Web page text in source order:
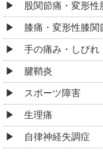
股関節痛・変形性
膝痛・変形性膝関
手の痛み・しびれ
腱鞘炎
スポーツ障害
生理痛
自律神経失調症